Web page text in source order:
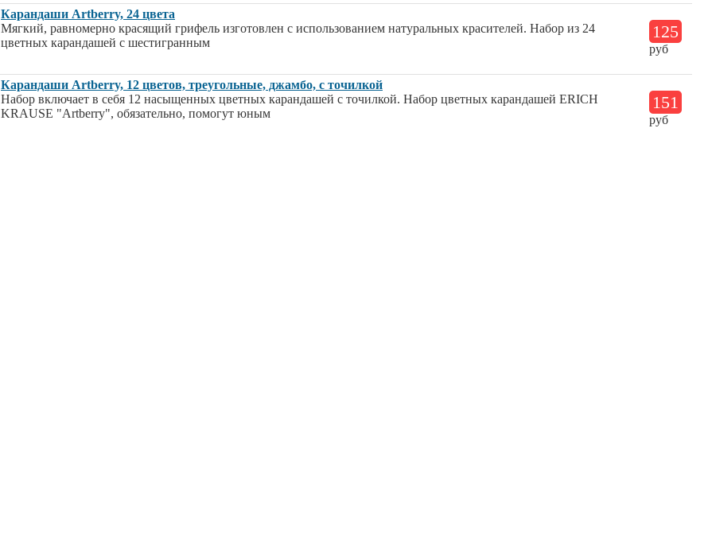
Карандаши Artberry, 24 цвета
Мягкий, равномерно красящий грифель изготовлен с использованием натуральных красителей. Набор из 24
цветных карандашей с шестигранным
125
руб
Карандаши Artberry, 12 цветов, треугольные, джамбо, с точилкой
Набор включает в себя 12 насыщенных цветных карандашей с точилкой. Набор цветных карандашей ERICH
KRAUSE "Artberry", обязательно, помогут юным
151
руб